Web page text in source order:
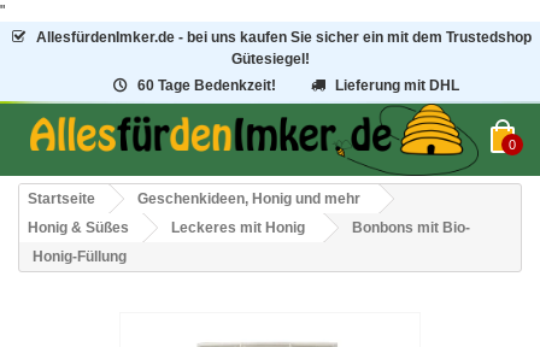
"
AllesfürdenImker.de - bei uns kaufen Sie sicher ein mit dem Trustedshop
Gütesiegel!
60 Tage Bedenkzeit!
Lieferung mit DHL
0
Startseite
Geschenkideen, Honig und mehr
Honig & Süßes
Leckeres mit Honig
Bonbons mit Bio-
Honig-Füllung